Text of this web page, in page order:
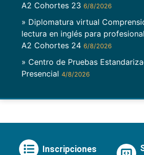
A2 Cohortes 23 6/8/2026
» Diplomatura virtual
lectura en inglés para
A2 Cohortes 24 6/8/2026
» Centro de Pruebas
Presencial 4/8/2026
Inscripciones